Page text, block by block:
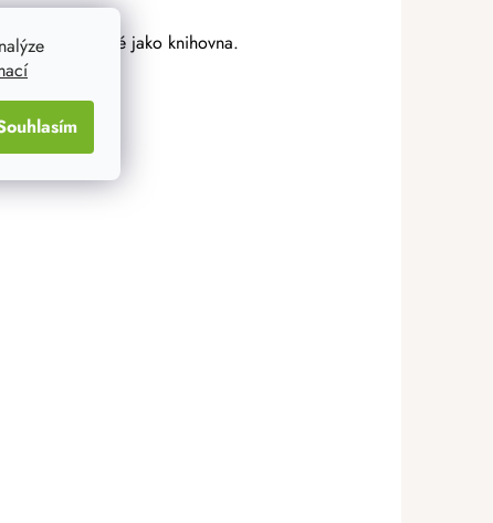
poslouží také jako knihovna.